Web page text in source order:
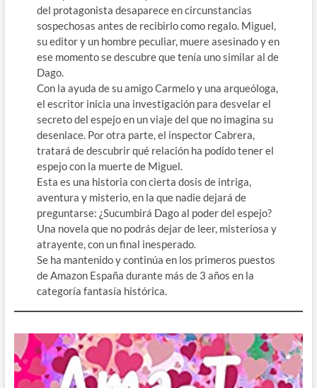
del protagonista desaparece en circunstancias
sospechosas antes de recibirlo como regalo. Miguel,
su editor y un hombre peculiar, muere asesinado y en
ese momento se descubre que tenía uno similar al de
Dago.
Con la ayuda de su amigo Carmelo y una arqueóloga,
el escritor inicia una investigación para desvelar el
secreto del espejo en un viaje del que no imagina su
desenlace. Por otra parte, el inspector Cabrera,
tratará de descubrir qué relación ha podido tener el
espejo con la muerte de Miguel.
Esta es una historia con cierta dosis de intriga,
aventura y misterio, en la que nadie dejará de
preguntarse: ¿Sucumbirá Dago al poder del espejo?
Una novela que no podrás dejar de leer, misteriosa y
atrayente, con un final inesperado.
Se ha mantenido y continúa en los primeros puestos
de Amazon España durante más de 3 años en la
categoría fantasía histórica.